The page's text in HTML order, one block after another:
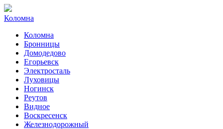
Коломна
Коломна
Бронницы
Домодедово
Егорьевск
Электросталь
Луховицы
Ногинск
Реутов
Видное
Воскресенск
Железнодорожный